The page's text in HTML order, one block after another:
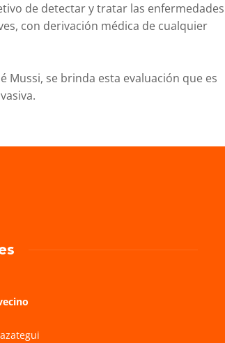
de detectar y tratar las enfermedades
con derivación médica de cualquier
Mussi, se brinda esta evaluación que es